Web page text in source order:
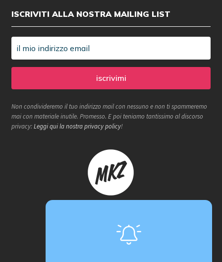
ISCRIVITI ALLA NOSTRA MAILING LIST
Non condivideremo il tuo indirizzo mail con nessuno e non ti spammeremo
mai con materiale inutile. Promesso. E poi teniamo tantissimo al discorso
privacy:Leggi qui la nostra privacy policy!
proActiva / redcell
Sede operativa